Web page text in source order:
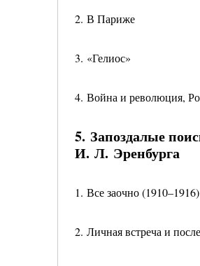
2. В Париже
3. «Гелиос»
4. Война и революция,
5. Запоздалые
И. Л. Эренбурга
1. Все заочно (1910–1916)
2. Личная встреча и